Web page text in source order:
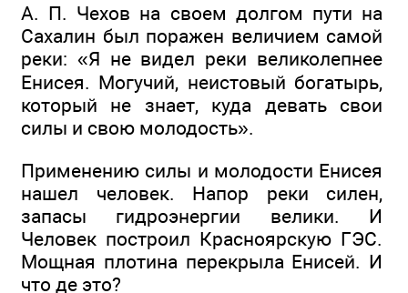
А. П. Чехов на своем долгом пути на
Сахалин был поражен величием самой
реки: «Я не видел реки великолепнее
Енисея. Могучий, неистовый богатырь,
который не знает, куда девать свои
силы и свою молодость».
Применению силы и молодости Енисея
нашел человек. Напор реки силен,
запасы гидроэнергии велики. И
Человек построил Красноярскую ГЭС.
Мощная плотина перекрыла Енисей. И
что де это?